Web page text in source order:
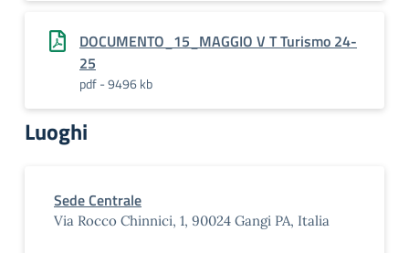
DOCUMENTO_15_MAGGIO V T Turismo 24-
25
pdf - 9496 kb
Luoghi
Sede Centrale
Via Rocco Chinnici, 1, 90024 Gangi PA, Italia